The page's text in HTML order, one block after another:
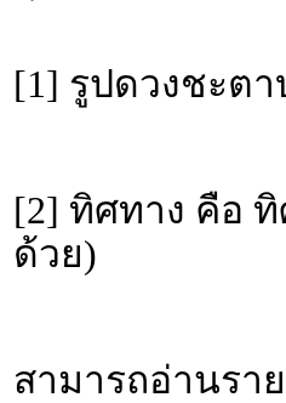
[1] รูปดวงชะต
[2] ทิศทาง คือ
ด้วย)
สามารถอ่านรา